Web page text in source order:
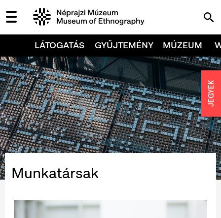
LÁTOGATÁS GYŰJTEMÉNY MÚZEUM
Munkatársak
JEGYEK